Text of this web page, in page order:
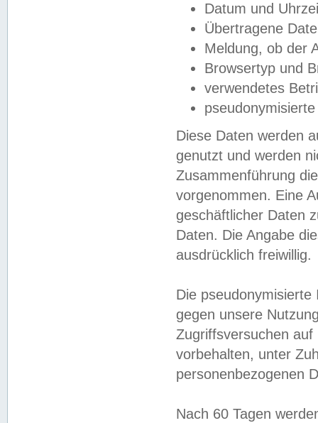
Datum und
Übertragene
Meldung, ob der
Browsertyp und
verwendetes
Diese Daten werden
genutzt und werden
Zusammenführung
vorgenommen. Eine
geschäftlicher Daten
Daten. Die Angabe
ausdrücklich freiwillig.
Die
gegen unsere
Zugriffsversuchen
vorbehalten, unter
personenbezogenen
Nach 60 Tagen